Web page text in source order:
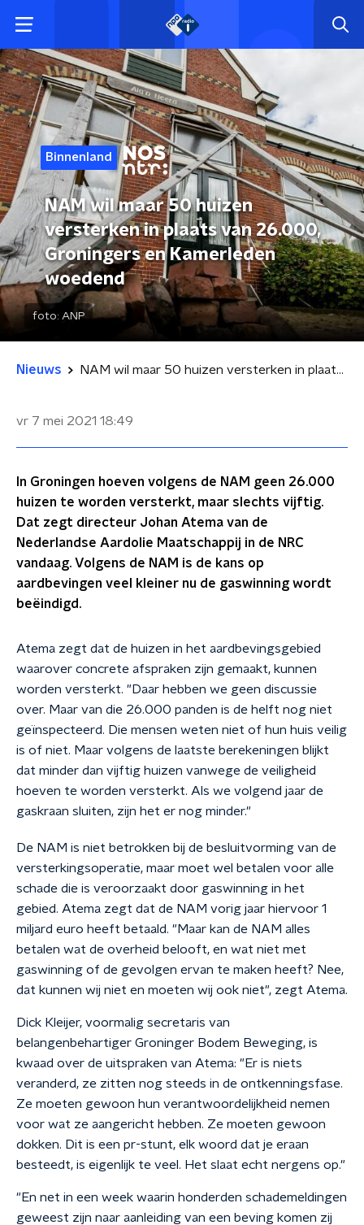
Binnenland
NAM wil maar 50 huizen
versterken in plaats van 26.000,
Groningers en Kamerleden
woedend
foto: ANP
Nieuws NAM wil maar 50 huizen versterken in plaats van 26.000, Groningers en Kamerleden woedend
vr 7 mei 2021 18:49
In Groningen hoeven volgens de NAM geen 26.000
huizen te worden versterkt, maar slechts vijftig.
Dat zegt directeur Johan Atema van de
Nederlandse Aardolie Maatschappij in de NRC
vandaag. Volgens de NAM is de kans op
aardbevingen veel kleiner nu de gaswinning wordt
beëindigd.
Atema zegt dat de huizen in het aardbevingsgebied
waarover concrete afspraken zijn gemaakt, kunnen
worden versterkt. "Daar hebben we geen discussie
over. Maar van die 26.000 panden is de helft nog niet
geïnspecteerd. Die mensen weten niet of hun huis veilig
is of niet. Maar volgens de laatste berekeningen blijkt
dat minder dan vijftig huizen vanwege de veiligheid
hoeven te worden versterkt. Als we volgend jaar de
gaskraan sluiten, zijn het er nog minder."
De NAM is niet betrokken bij de besluitvorming van de
versterkingsoperatie, maar moet wel betalen voor alle
schade die is veroorzaakt door gaswinning in het
gebied. Atema zegt dat de NAM vorig jaar hiervoor 1
miljard euro heeft betaald. "Maar kan de NAM alles
betalen wat de overheid belooft, en wat niet met
gaswinning of de gevolgen ervan te maken heeft? Nee,
dat kunnen wij niet en moeten wij ook niet", zegt Atema.
Dick Kleijer, voormalig secretaris van
belangenbehartiger Groninger Bodem Beweging, is
kwaad over de uitspraken van Atema: "Er is niets
veranderd, ze zitten nog steeds in de ontkenningsfase.
Ze moeten gewoon hun verantwoordelijkheid nemen
voor wat ze aangericht hebben. Ze moeten gewoon
dokken. Dit is een pr-stunt, elk woord dat je eraan
besteedt, is eigenlijk te veel. Het slaat echt nergens op."
"En net in een week waarin honderden schademeldingen
geweest zijn naar aanleiding van een beving komen zij